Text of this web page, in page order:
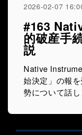
2026-02-07
#163
的破産手
説
Native
始決定」の報
勢について話し